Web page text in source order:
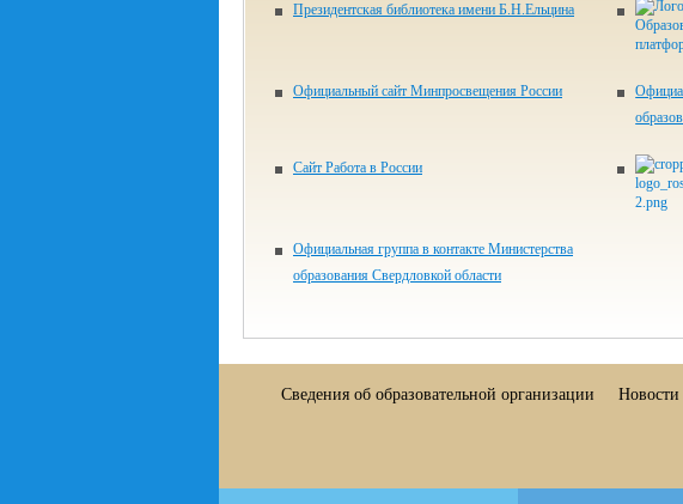
Президентская библиотека имени Б.Н.Ельцина
Официальный сайт Минпросвещения России
Сайт Работа в России
Официальная группа в контакте Министерства
образования Свердловкой области
Сведения об образовательной организации Новости